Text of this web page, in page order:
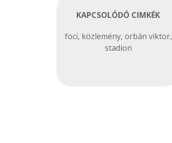
KAPCSOLÓDÓ CIMKÉK
foci, közlemény, orbán viktor,
stadion